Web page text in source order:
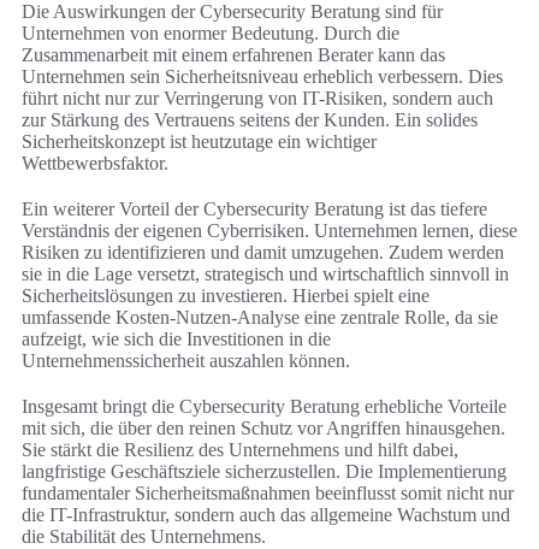
Die Auswirkungen der Cybersecurity Beratung sind für
Unternehmen von enormer Bedeutung. Durch die
Zusammenarbeit mit einem erfahrenen Berater kann das
Unternehmen sein Sicherheitsniveau erheblich verbessern. Dies
führt nicht nur zur Verringerung von IT-Risiken, sondern auch
zur Stärkung des Vertrauens seitens der Kunden. Ein solides
Sicherheitskonzept ist heutzutage ein wichtiger
Wettbewerbsfaktor.
Ein weiterer Vorteil der Cybersecurity Beratung ist das tiefere
Verständnis der eigenen Cyberrisiken. Unternehmen lernen, diese
Risiken zu identifizieren und damit umzugehen. Zudem werden
sie in die Lage versetzt, strategisch und wirtschaftlich sinnvoll in
Sicherheitslösungen zu investieren. Hierbei spielt eine
umfassende Kosten-Nutzen-Analyse eine zentrale Rolle, da sie
aufzeigt, wie sich die Investitionen in die
Unternehmenssicherheit auszahlen können.
Insgesamt bringt die Cybersecurity Beratung erhebliche Vorteile
mit sich, die über den reinen Schutz vor Angriffen hinausgehen.
Sie stärkt die Resilienz des Unternehmens und hilft dabei,
langfristige Geschäftsziele sicherzustellen. Die Implementierung
fundamentaler Sicherheitsmaßnahmen beeinflusst somit nicht nur
die IT-Infrastruktur, sondern auch das allgemeine Wachstum und
die Stabilität des Unternehmens.